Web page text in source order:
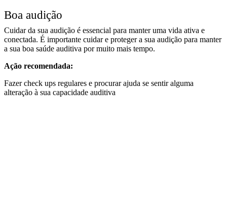
Boa audição
Cuidar da sua audição é essencial para manter uma vida ativa e
conectada. É importante cuidar e proteger a sua audição para manter
a sua boa saúde auditiva por muito mais tempo.
Ação recomendada:
Fazer check ups regulares e procurar ajuda se sentir alguma
alteração à sua capacidade auditiva